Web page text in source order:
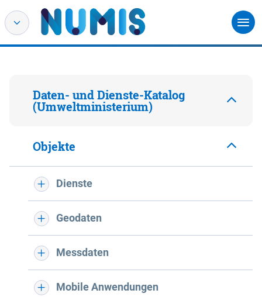
Daten- und Dienste-Katalog
(Umweltministerium)
Objekte
Dienste
Geodaten
Messdaten
Mobile Anwendungen